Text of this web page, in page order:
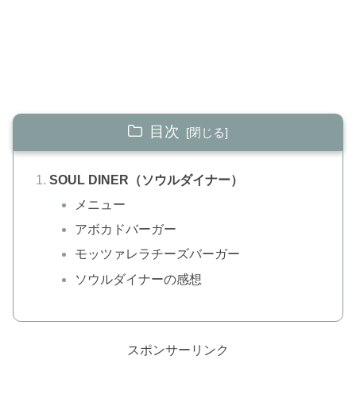
目次
SOUL DINER（ソウルダイナー）
メニュー
アボカドバーガー
モッツァレラチーズバーガー
ソウルダイナーの感想
スポンサーリンク